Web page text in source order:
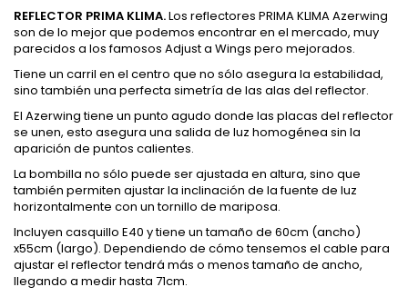
REFLECTOR PRIMA KLIMA.Los reflectores PRIMA KLIMA Azerwing
son de lo mejor que podemos encontrar en el mercado, muy
parecidos a los famosos Adjust a Wings pero mejorados.
Tiene un carril en el centro que no sólo asegura la estabilidad,
sino también una perfecta simetría de las alas del reflector.
El Azerwing tiene un punto agudo donde las placas del reflector
se unen, esto asegura una salida de luz homogénea sin la
aparición de puntos calientes.
La bombilla no sólo puede ser ajustada en altura, sino que
también permiten ajustar la inclinación de la fuente de luz
horizontalmente con un tornillo de mariposa.
Incluyen casquillo E40 y tiene un tamaño de 60cm (ancho)
x55cm (largo). Dependiendo de cómo tensemos el cable para
ajustar el reflector tendrá más o menos tamaño de ancho,
llegando a medir hasta 71cm.